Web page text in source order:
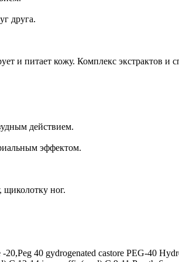
друга.
и питает кожу. Комплекс экстрактов и
действием.
эффектом.
щиколотку ног.
40 gydrogenated castore PEG-40